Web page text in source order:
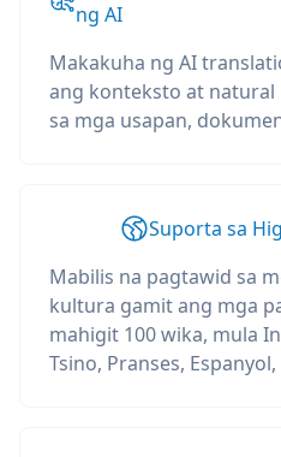
ng AI
Makakuha ng AI
ang konteksto at natural
sa mga usapan,
Suporta sa
Mabilis na pagtawid sa
kultura gamit ang mga
mahigit 100 wika, mula
Tsino, Pranses,